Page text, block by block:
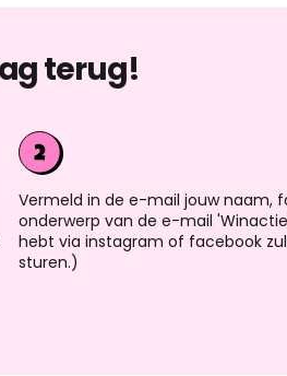
terug!
Vermeld in de e-mail jouw naam,
onderwerp van de e-mail
hebt via instagram of facebook
sturen.)